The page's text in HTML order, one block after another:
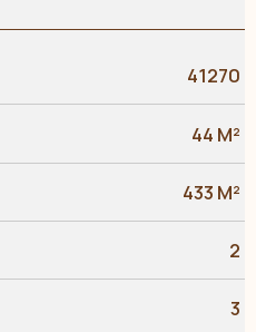
41270
44 M²
433 M²
2
3